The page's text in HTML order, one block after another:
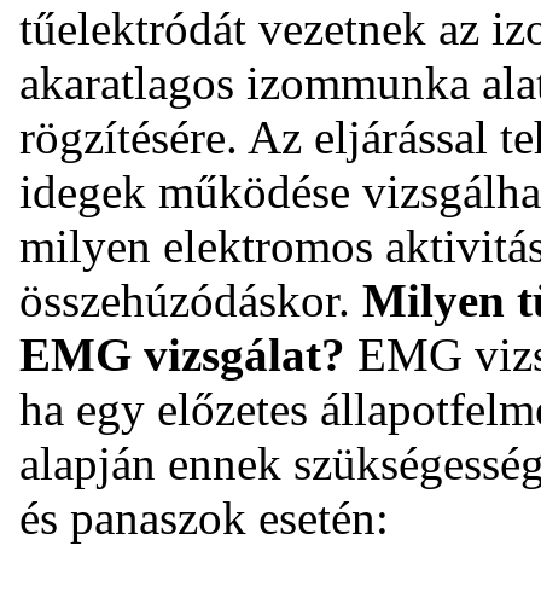
tűelektródát vezetnek az
akaratlagos izommunka
rögzítésére. Az eljárással
idegek működése
milyen elektromos
összehúzódáskor. Milyen
EMG vizsgálat? EMG
ha egy előzetes
alapján ennek
és panaszok esetén: